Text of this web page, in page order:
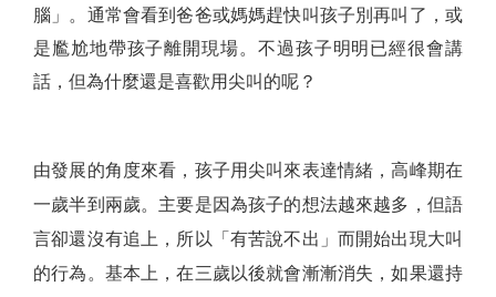
腦」。通常會看到爸爸或媽媽趕快叫孩子別再叫了，或
是尷尬地帶孩子離開現場。不過孩子明明已經很會講
話，但為什麼還是喜歡用尖叫的呢？
由發展的角度來看，孩子用尖叫來表達情緒，高峰期在
一歲半到兩歲。主要是因為孩子的想法越來越多，但語
言卻還沒有追上，所以「有苦說不出」而開始出現大叫
的行為。基本上，在三歲以後就會漸漸消失，如果還持